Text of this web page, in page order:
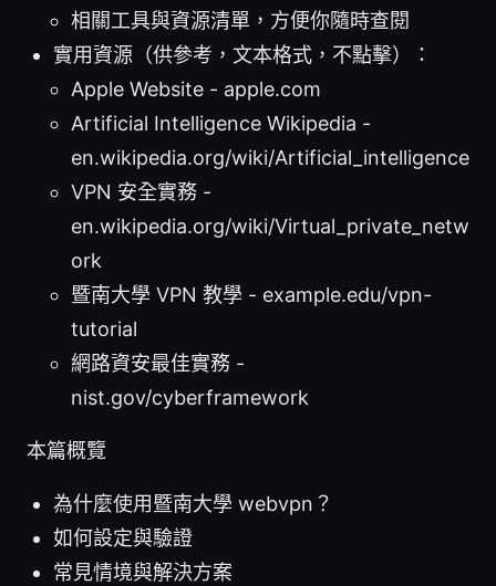
相關工具與資源清單，方便你隨時查閱
實用資源（供參考，文本格式，不點擊）：
Apple Website - apple.com
Artificial Intelligence Wikipedia -
en.wikipedia.org/wiki/Artificial_intelligence
VPN 安全實務 -
en.wikipedia.org/wiki/Virtual_private_netw
ork
暨南大學 VPN 教學 - example.edu/vpn-
tutorial
網路資安最佳實務 -
nist.gov/cyberframework
本篇概覽
為什麼使用暨南大學 webvpn？
如何設定與驗證
常見情境與解決方案